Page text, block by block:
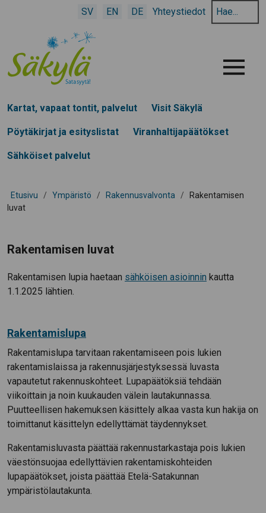
SV EN DE Yhteystiedot
Hae
hakusanalla:
Menu
Kartat, vapaat tontit, palvelut Visit Säkylä
Pöytäkirjat ja esityslistat Viranhaltijapäätökset
Sähköiset palvelut
Etusivu / Ympäristö / Rakennusvalvonta /
Rakentamisen
luvat
Rakentamisen luvat
Rakentamisen lupia haetaan sähköisen asioinnin kautta
1.1.2025 lähtien.
Rakentamislupa
Rakentamislupa tarvitaan rakentamiseen pois lukien
rakentamislaissa ja rakennusjärjestyksessä luvasta
vapautetut rakennuskohteet. Lupapäätöksiä tehdään
viikoittain ja noin kuukauden välein lautakunnassa.
Puutteellisen hakemuksen käsittely alkaa vasta kun hakija on
toimittanut käsittelyn edellyttämät täydennykset.
Rakentamisluvasta päättää rakennustarkastaja pois lukien
väestönsuojaa edellyttävien rakentamiskohteiden
lupapäätökset, joista päättää Etelä-Satakunnan
ympäristölautakunta.